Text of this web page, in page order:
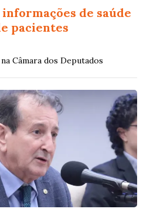
de saúde
pacientes
Câmara dos Deputados